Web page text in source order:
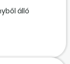
álló